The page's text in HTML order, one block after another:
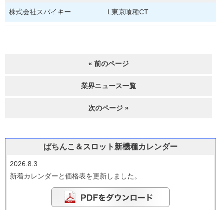
株式会社スパイキー L東京喰種CT
« 前のページ
業界ニュース一覧
次のページ »
ぱちんこ＆スロット新機種カレンダー
2026.8.3
新着カレンダーと価格表を更新しました。